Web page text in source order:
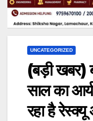
UNCATEGORIZED
(बड़ी खबर)
साल का
रहा है